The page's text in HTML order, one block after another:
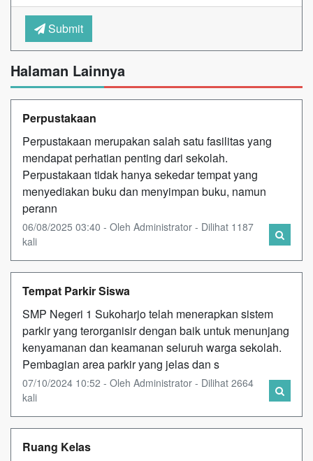
Submit
Halaman Lainnya
Perpustakaan
Perpustakaan merupakan salah satu fasilitas yang
mendapat perhatian penting dari sekolah.
Perpustakaan tidak hanya sekedar tempat yang
menyediakan buku dan menyimpan buku, namun
perann
06/08/2025 03:40 - Oleh Administrator - Dilihat 1187
kali
Tempat Parkir Siswa
SMP Negeri 1 Sukoharjo telah menerapkan sistem
parkir yang terorganisir dengan baik untuk menunjang
kenyamanan dan keamanan seluruh warga sekolah.
Pembagian area parkir yang jelas dan s
07/10/2024 10:52 - Oleh Administrator - Dilihat 2664
kali
Ruang Kelas